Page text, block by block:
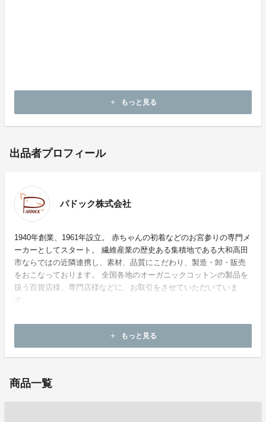
よろしくお願いいたします。
add もっと見る
出品者プロフィール
パドック株式会社
1940年創業、1961年設立。 赤ちゃんの初着などのお宮参りの専門メ
ーカーとしてスタート。 繊維産業の歴史ある集積地である大和高田
市ならではの近隣連携し、素材、品質にこだわり、製造・卸・販売
をおこなっております。 全国各地のオーガニックコットンの製品を
扱う百貨店様、専門店様などに、お取引をさせていただいていま
add もっと見る
商品一覧